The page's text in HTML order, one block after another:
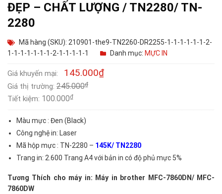
ĐẸP – CHẤT LƯỢNG / TN2280/ TN-
2280
Mã hàng (SKU): 210901-the9-TN2260-DR2255-1-1-1-1-1-1-2-
1-1-1-1-1-1-1-2-1-1-1-1-1
Danh mục: MỰC IN
Giá khuyến mại: 145.000₫
Giá thị trường: 245.000₫
Tiết kiệm: 100.000₫
Màu mực : Đen (Black)
Công nghệ in: Laser
Mã hộp mực : TN-2280 – 145K/ TN2280
Trang in: 2.600 Trang A4 với bản in có độ phủ mực 5%
Tương Thích cho máy in: Máy in brother MFC-7860DN/ MFC-
7860DW